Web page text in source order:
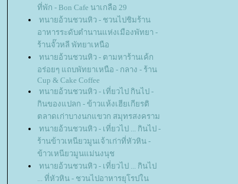
ที่พัก - Bon Cafe นาเกลือ 29
ทนายอ้วนชวนหิว - ชวนไปชิมร้าน
อาหารระดับตำนานแห่งเมืองพัทยา -
ร้านจั๊วหลี พัทยาเหนือ
ทนายอ้วนชวนหิว - ตามหาร้านเค้ก
อร่อยๆ แถบพัทยาเหนือ - กลาง - ร้าน
Cup & Cake Coffee
ทนายอ้วนชวนหิว - เที่ยวไป กินไป -
กินของแปลก - ข้าวแห้งเฮียเกียรติ
ตลาดเก่าบางนกแขวก สมุทรสงคราม
ทนายอ้วนชวนหิว - เที่ยวไป ... กินไป -
ร้านข้าวเหนียวมูนเจ้าเก่าที่หัวหิน -
ข้าวเหนียวมูนแม่นงนุช
ทนายอ้วนชวนหิว - เที่ยวไป ... กินไป
... ที่หัวหิน - ชวนไปอาหารยุโรปใน